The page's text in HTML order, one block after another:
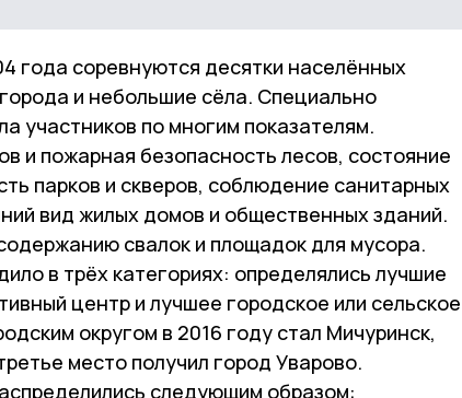
года соревнуются десятки населённых
и небольшие сёла. Специально
участников по многим показателям.
и пожарная безопасность лесов, состояние
парков и скверов, соблюдение санитарных
вид жилых домов и общественных зданий.
свалок и площадок для мусора.
в трёх категориях: определялись лучшие
центр и лучшее городское или сельское
округом в 2016 году стал Мичуринск,
место получил город Уварово.
следующим образом: